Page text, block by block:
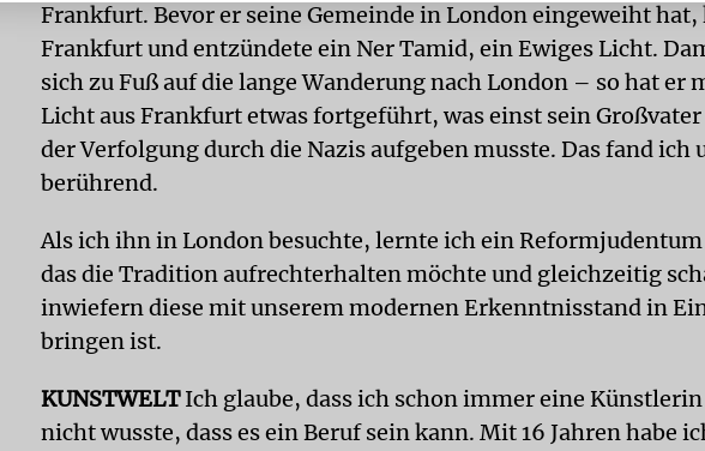
Frankfurt. Bevor er seine Gemeinde in London eingeweiht hat,
Frankfurt und entzündete ein Ner Tamid, ein Ewiges Licht.
sich zu Fuß auf die lange Wanderung nach London – so hat er
Licht aus Frankfurt etwas fortgeführt, was einst sein
der Verfolgung durch die Nazis aufgeben musste. Das fand ich
berührend.
Als ich ihn in London besuchte, lernte ich ein
das die Tradition aufrechterhalten möchte und gleichzeitig
inwiefern diese mit unserem modernen Erkenntnisstand in
bringen ist.
KUNSTWELTIch glaube, dass ich schon immer eine
nicht wusste, dass es ein Beruf sein kann. Mit 16 Jahren habe